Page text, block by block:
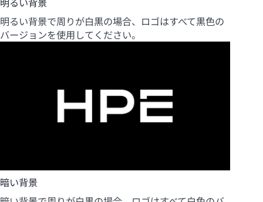
明るい背景で周りが白黒の場合、ロゴはすべて黒色の
バージョンを使用してください。
暗い背景